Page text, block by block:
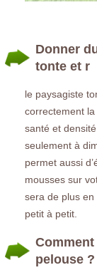
Donner
tonte et r
le paysagiste
correctement
santé et
seulement à
permet aussi
mousses sur
sera de plus en
petit à petit.
pelouse ?